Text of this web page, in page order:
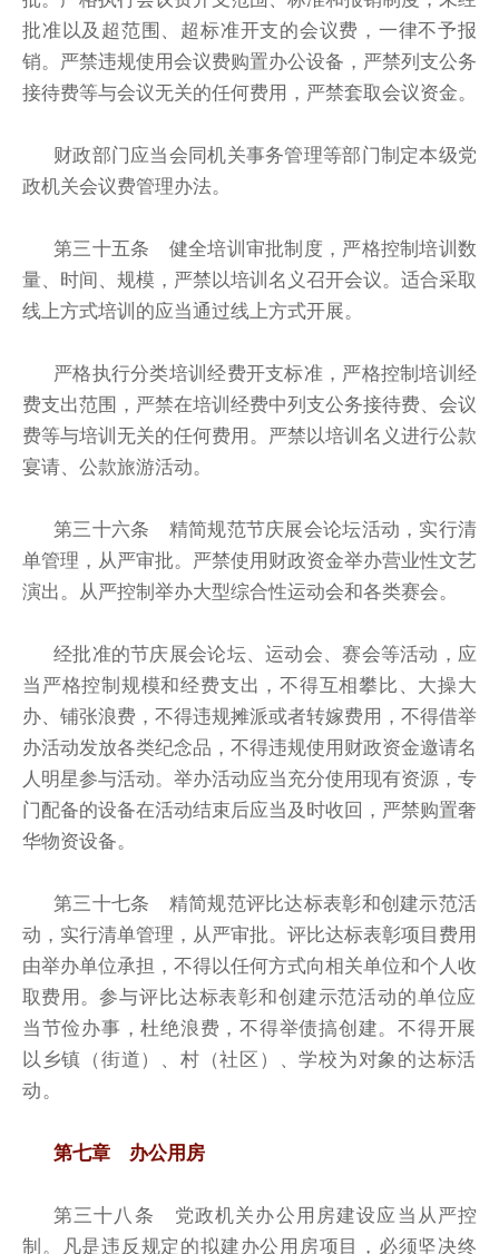
批准以及超范围、超标准开支的会议费，一律不予报
销。严禁违规使用会议费购置办公设备，严禁列支公务
接待费等与会议无关的任何费用，严禁套取会议资金。
财政部门应当会同机关事务管理等部门制定本级党
政机关会议费管理办法。
第三十五条 健全培训审批制度，严格控制培训数
量、时间、规模，严禁以培训名义召开会议。适合采取
线上方式培训的应当通过线上方式开展。
严格执行分类培训经费开支标准，严格控制培训经
费支出范围，严禁在培训经费中列支公务接待费、会议
费等与培训无关的任何费用。严禁以培训名义进行公款
宴请、公款旅游活动。
第三十六条 精简规范节庆展会论坛活动，实行清
单管理，从严审批。严禁使用财政资金举办营业性文艺
演出。从严控制举办大型综合性运动会和各类赛会。
经批准的节庆展会论坛、运动会、赛会等活动，应
当严格控制规模和经费支出，不得互相攀比、大操大
办、铺张浪费，不得违规摊派或者转嫁费用，不得借举
办活动发放各类纪念品，不得违规使用财政资金邀请名
人明星参与活动。举办活动应当充分使用现有资源，专
门配备的设备在活动结束后应当及时收回，严禁购置奢
华物资设备。
第三十七条 精简规范评比达标表彰和创建示范活
动，实行清单管理，从严审批。评比达标表彰项目费用
由举办单位承担，不得以任何方式向相关单位和个人收
取费用。参与评比达标表彰和创建示范活动的单位应
当节俭办事，杜绝浪费，不得举债搞创建。不得开展
以乡镇（街道）、村（社区）、学校为对象的达标活
动。
第七章 办公用房
第三十八条 党政机关办公用房建设应当从严控
制。凡是违反规定的拟建办公用房项目，必须坚决终